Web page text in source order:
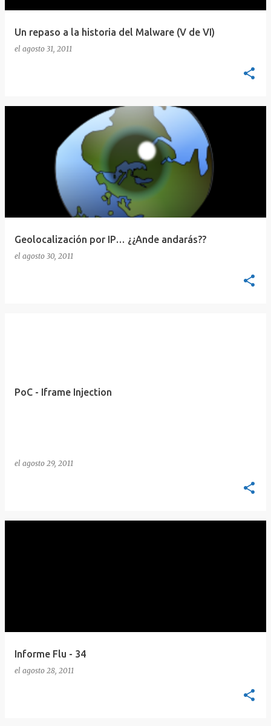
Un repaso a la historia del Malware (V de VI)
el agosto 31, 2011
Geolocalización por IP… ¿¿Ande andarás??
el agosto 30, 2011
PoC - Iframe Injection
el agosto 29, 2011
Informe Flu - 34
el agosto 28, 2011